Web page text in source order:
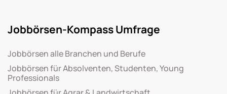
Jobbörsen-Kompass Umfrage
Jobbörsen alle Branchen und Berufe
Jobbörsen für Absolventen, Studenten, Young
Professionals